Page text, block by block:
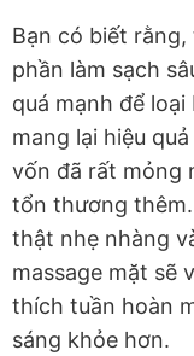
Bạn có biết
phần làm sạch
quá mạnh để
mang lại hiệu
vốn đã rất mỏng
tổn thương
thật nhẹ nhàng
massage mặt sẽ
thích tuần hoàn
sáng khỏe hơn.